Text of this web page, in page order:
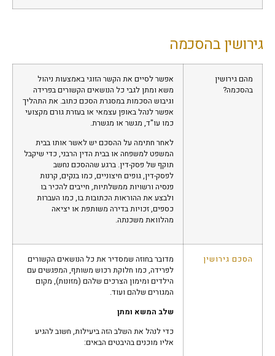
גירושין בהסכמה
מהם גירושין
בהסכמה?
אפשר לסיים את הקשר הזוגי באמצעות ניהול
משא ומתן לגבי כל הנושאים הקשורים בפרידה
וגיבוש הסכמות במסגרת הסכם כתוב. את התהליך
אפשר לנהל באופן עצמאי או בעזרת גורם מקצועי
כמו עו"ד, מגשר או מגשרת.
לאחר חתימה על ההסכם יש לאשר אותו בבית
המשפט למשפחה או בבית הדין הרבני, כדי שיקבל
תוקף של פסק-דין. ברגע שההסכם נחשב
לפסק-דין, גופים חיצוניים, כמו בנקים, קרנות
פנסיה ורשויות ממשלתיות, חייבים להכיר בו
ולבצע את ההוראות הכתובות בו, כמו העברות
כספים, זכויות בדירה משותפת או יציאה
מהלוואת משכנתה.
הסכם גירושין
מדובר בחוזה שמסדיר את כל הנושאים הקשורים
לפרידה, כמו חלוקת רכוש משותף, המפגשים עם
הילדים ומימון הצרכים שלהם (מזונות), מקום
המגורים שלהם ועוד.
שלב המשא ומתן
כדי לנהל את השלב הזה ביעילות, חשוב להגיע
אליו מוכנים בהיבטים הבאים: